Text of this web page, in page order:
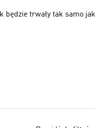
będzie trwały tak samo jak